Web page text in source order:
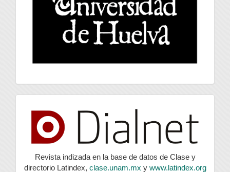
index
Revista indizada en la base de datos de Clase y
directorio Latindex, clase.unam.mx y www.latindex.org